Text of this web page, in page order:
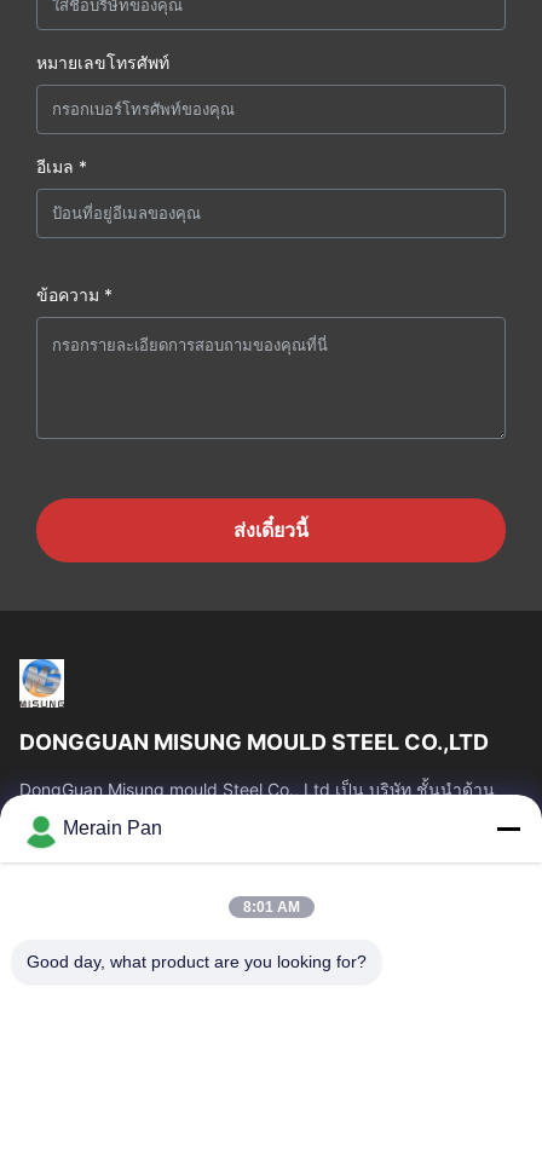
หมายเลขโทรศัพท์
อีเมล *
ข้อความ *
ส่งเดี๋ยวนี้
DONGGUAN MISUNG MOULD STEEL CO.,LTD
DongGuan Misung mould Steel Co., Ltd เป็น บริษัท ชั้นนำด้าน
การจัดหาเหล็กหล่อพลาสติก, เหล็กงานร้อน, เหล็กงานเย็น, เหล็ก
โครงสร้างโลหะผสม
ลิงก์ด่วน
สินค้า
แสดง VR
เกี่ยวกับเรา
Merain Pan
8:01 AM
Good day, what product are you looking for?